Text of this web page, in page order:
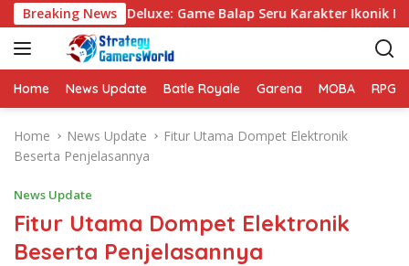
k
p
o
Breaking News
Mario Kart 8 Deluxe: Game Balap Seru Karakter Ikonik
Home News Update Batle Royale Garena MOBA RPG
Home News Update
Fitur Utama Dompet Elektronik
Beserta Penjelasannya
News Update
Fitur Utama Dompet Elektronik
Beserta Penjelasannya